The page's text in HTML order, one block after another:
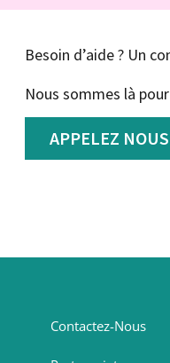
Besoin d’aide ? Un
Nous sommes là
APPELEZ NOUS
Contactez-Nous